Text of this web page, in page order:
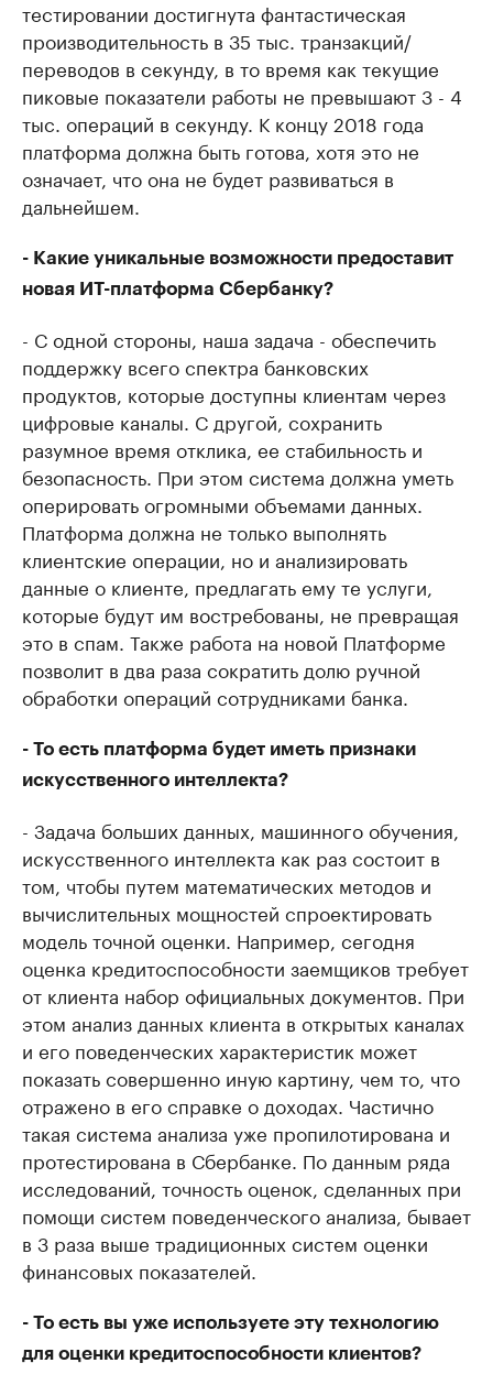
тестировании достигнута фантастическая
производительность в 35 тыс. транзакций/
переводов в секунду, в то время как текущие
пиковые показатели работы не превышают 3 - 4
тыс. операций в секунду. К концу 2018 года
платформа должна быть готова, хотя это не
означает, что она не будет развиваться в
дальнейшем.
- Какие уникальные возможности предоставит
новая ИТ-платформа Сбербанку?
- С одной стороны, наша задача - обеспечить
поддержку всего спектра банковских
продуктов, которые доступны клиентам через
цифровые каналы. С другой, сохранить
разумное время отклика, ее стабильность и
безопасность. При этом система должна уметь
оперировать огромными объемами данных.
Платформа должна не только выполнять
клиентские операции, но и анализировать
данные о клиенте, предлагать ему те услуги,
которые будут им востребованы, не превращая
это в спам. Также работа на новой Платформе
позволит в два раза сократить долю ручной
обработки операций сотрудниками банка.
- То есть платформа будет иметь признаки
искусственного интеллекта?
- Задача больших данных, машинного обучения,
искусственного интеллекта как раз состоит в
том, чтобы путем математических методов и
вычислительных мощностей спроектировать
модель точной оценки. Например, сегодня
оценка кредитоспособности заемщиков требует
от клиента набор официальных документов. При
этом анализ данных клиента в открытых каналах
и его поведенческих характеристик может
показать совершенно иную картину, чем то, что
отражено в его справке о доходах. Частично
такая система анализа уже пропилотирована и
протестирована в Сбербанке. По данным ряда
исследований, точность оценок, сделанных при
помощи систем поведенческого анализа, бывает
в 3 раза выше традиционных систем оценки
финансовых показателей.
- То есть вы уже используете эту технологию
для оценки кредитоспособности клиентов?